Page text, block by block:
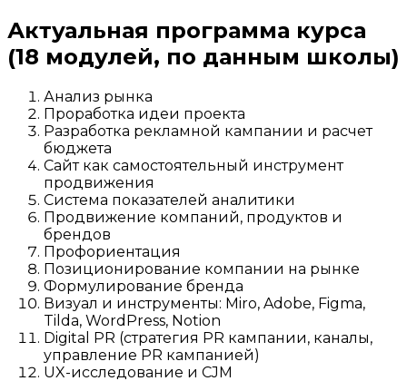
Актуальная программа курса
(18 модулей, по данным школы)
Анализ рынка
Проработка идеи проекта
Разработка рекламной кампании и расчет
бюджета
Сайт как самостоятельный инструмент
продвижения
Система показателей аналитики
Продвижение компаний, продуктов и
брендов
Профориентация
Позиционирование компании на рынке
Формулирование бренда
Визуал и инструменты: Miro, Adobe, Figma,
Tilda, WordPress, Notion
Digital PR (стратегия PR кампании, каналы,
управление PR кампанией)
UX-исследование и CJM